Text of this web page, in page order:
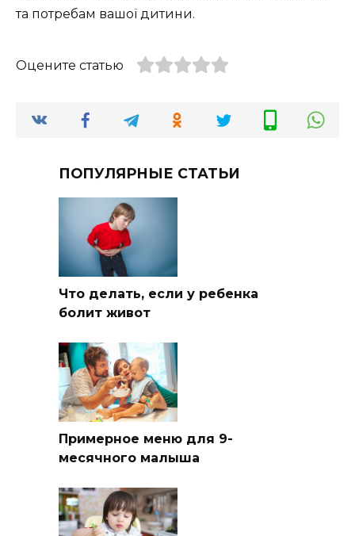
та потребам вашої дитини.
Оцените статью
ПОПУЛЯРНЫЕ СТАТЬИ
Что делать, если у ребенка
болит живот
Примерное меню для 9-
месячного малыша